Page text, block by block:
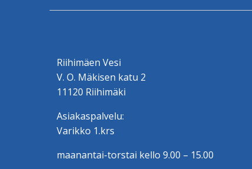
Riihimäen Vesi
V. O. Mäkisen katu 2
11120 Riihimäki
Asiakaspalvelu:
Varikko 1.krs
maanantai-torstai kello 9.00 – 15.00